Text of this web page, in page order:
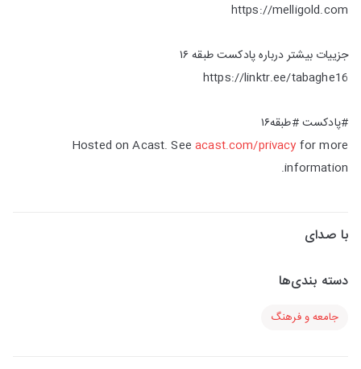
https://melligold.com
جزییات بیشتر درباره پادکست طبقه ۱۶
https://linktr.ee/tabaghe16
#پادکست #طبقه۱۶
Hosted on Acast. Seeacast.com/privacy for more
information.
با صدای
دسته بندی‌ها
جامعه و فرهنگ